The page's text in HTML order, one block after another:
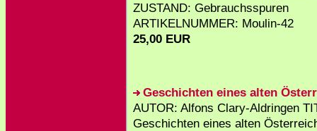
ZUSTAND: Gebrauchsspuren
ARTIKELNUMMER: Moulin-42
25,00 EUR
Geschichten eines alten
AUTOR: Alfons Clary-Aldringen
Geschichten eines alten